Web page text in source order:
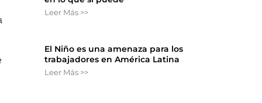
Leer Más >>
El Niño es una amenaza para los
trabajadores en América Latina
Leer Más >>